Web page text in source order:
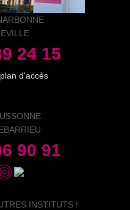
24 15
90 91
INSTITUTS !